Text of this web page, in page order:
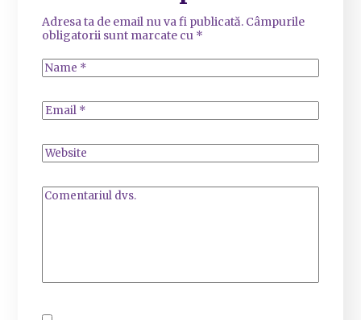
Adresa ta de email nu va fi publicată. Câmpurile
obligatorii sunt marcate cu *